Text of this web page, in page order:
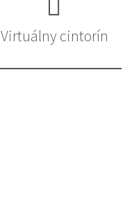
Virtuálny cintorín